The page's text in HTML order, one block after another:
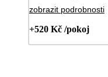
zobrazit podrobnosti
+520 Kč /pokoj